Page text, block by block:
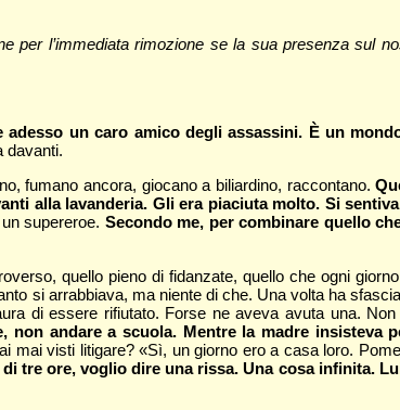
l’immediata rimozione se la sua presenza sul
adesso un caro amico degli assassini. È un
davanti.
fumano ancora, giocano a biliardino, raccontano.
alla lavanderia. Gli era piaciuta molto. Si
supereroe. Secondo me, per combinare quello
quello pieno di fidanzate, quello che ogni
si arrabbiava, ma niente di che. Una volta ha
di essere rifiutato. Forse ne aveva avuta una.
non andare a scuola. Mentre la madre insisteva
mai visti litigare? «Sì, un giorno ero a casa loro.
tre ore, voglio dire una rissa. Una cosa infinita.